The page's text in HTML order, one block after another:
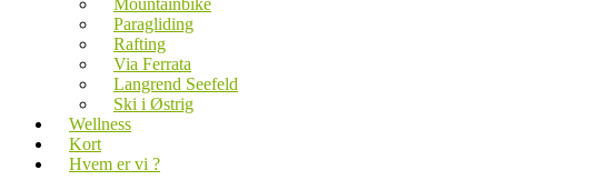
Mountainbike
Paragliding
Rafting
Via Ferrata
Langrend Seefeld
Ski i Østrig
Wellness
Kort
Hvem er vi ?